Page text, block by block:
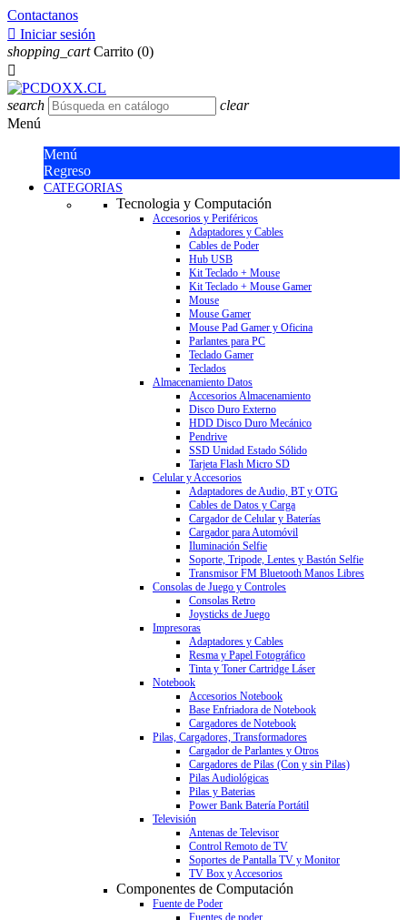
Contactanos
 Iniciar sesión
shopping_cart Carrito (0)

search
clear
Menú
Menú
Regreso
CATEGORIAS
Tecnologia y Computación
Accesorios y Periféricos
Adaptadores y Cables
Cables de Poder
Hub USB
Kit Teclado + Mouse
Kit Teclado + Mouse Gamer
Mouse
Mouse Gamer
Mouse Pad Gamer y Oficina
Parlantes para PC
Teclado Gamer
Teclados
Almacenamiento Datos
Accesorios Almacenamiento
Disco Duro Externo
HDD Disco Duro Mecánico
Pendrive
SSD Unidad Estado Sólido
Tarjeta Flash Micro SD
Celular y Accesorios
Adaptadores de Audio, BT y OTG
Cables de Datos y Carga
Cargador de Celular y Baterías
Cargador para Automóvil
Iluminación Selfie
Soporte, Tripode, Lentes y Bastón Selfie
Transmisor FM Bluetooth Manos Libres
Consolas de Juego y Controles
Consolas Retro
Joysticks de Juego
Impresoras
Adaptadores y Cables
Resma y Papel Fotográfico
Tinta y Toner Cartridge Láser
Notebook
Accesorios Notebook
Base Enfriadora de Notebook
Cargadores de Notebook
Pilas, Cargadores, Transformadores
Cargador de Parlantes y Otros
Cargadores de Pilas (Con y sin Pilas)
Pilas Audiológicas
Pilas y Baterias
Power Bank Batería Portátil
Televisión
Antenas de Televisor
Control Remoto de TV
Soportes de Pantalla TV y Monitor
TV Box y Accesorios
Componentes de Computación
Fuente de Poder
Fuentes de poder